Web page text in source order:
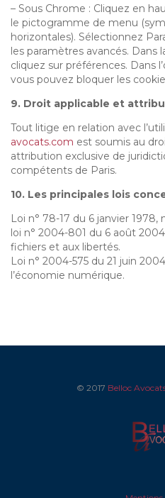
– Sous Chrome : Cliquez en
le pictogramme de menu
horizontales). Sélectionnez
les paramètres avancés. Dans
cliquez sur préférences. Dans
vous pouvez bloquer les
9. Droit applicable et
Tout litige en relation avec
avocats.com est soumis au
attribution exclusive de
compétents de Paris.
10. Les principales lois
Loi n° 78-17 du 6 janvier
loi n° 2004-801 du 6 août
fichiers et aux libertés.
Loi n° 2004-575 du 21 juin
l’économie numérique.
© 2017 Belloc